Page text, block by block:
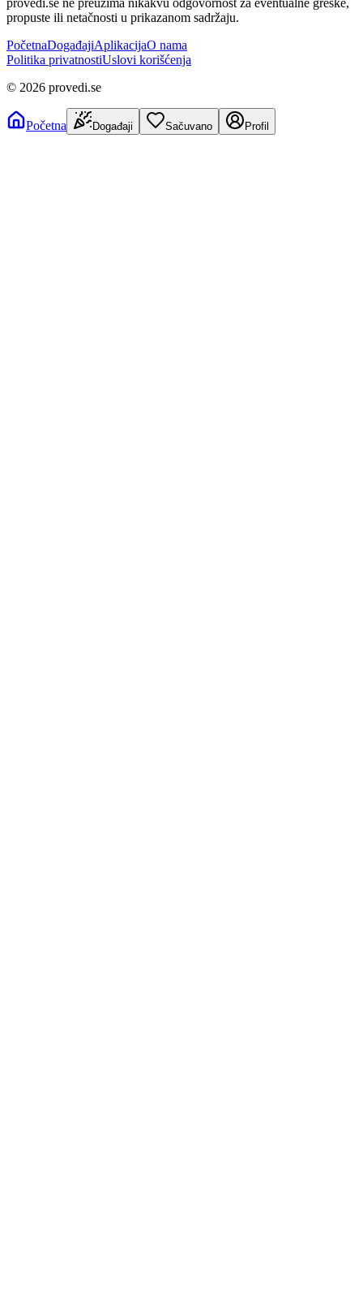
propuste ili netačnosti u prikazanom sadržaju.
PočetnaDogađajiAplikacijaO nama
Politika privatnostiUslovi korišćenja
© 2026 provedi.se
Početna Događaji Sačuvano Profil